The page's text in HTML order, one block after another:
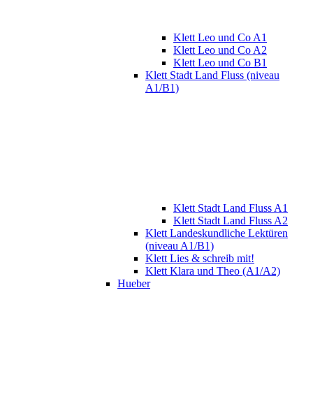
Klett Leo und Co A1
Klett Leo und Co A2
Klett Leo und Co B1
Klett Stadt Land Fluss (niveau
A1/B1)
Klett Stadt Land Fluss A1
Klett Stadt Land Fluss A2
Klett Landeskundliche Lektüren
(niveau A1/B1)
Klett Lies & schreib mit!
Klett Klara und Theo (A1/A2)
Hueber